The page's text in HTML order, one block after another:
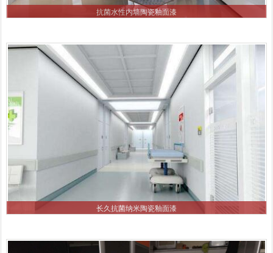
抗菌水性内墙陶瓷釉面漆
长久抗菌纳米陶瓷釉面漆